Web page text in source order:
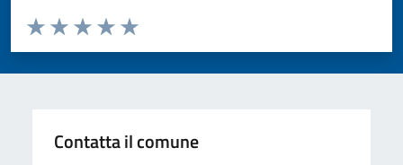
Valuta da 1 a 5 stelle la pagina
Valuta 5 stelle su 5
Valuta 4 stelle su 5
Valuta 3 stelle su 5
Valuta 2 stelle su 5
Valuta 1 stelle su 5
Contatta il comune